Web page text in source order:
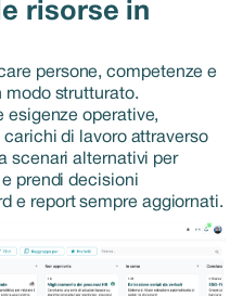
risorse in
persone, competenze e
modo strutturato.
esigenze operative,
di lavoro attraverso
scenari alternativi per
prendi decisioni
e report sempre aggiornati.